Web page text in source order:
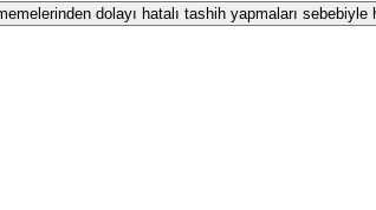
dolayı hatalı tashih yapmaları